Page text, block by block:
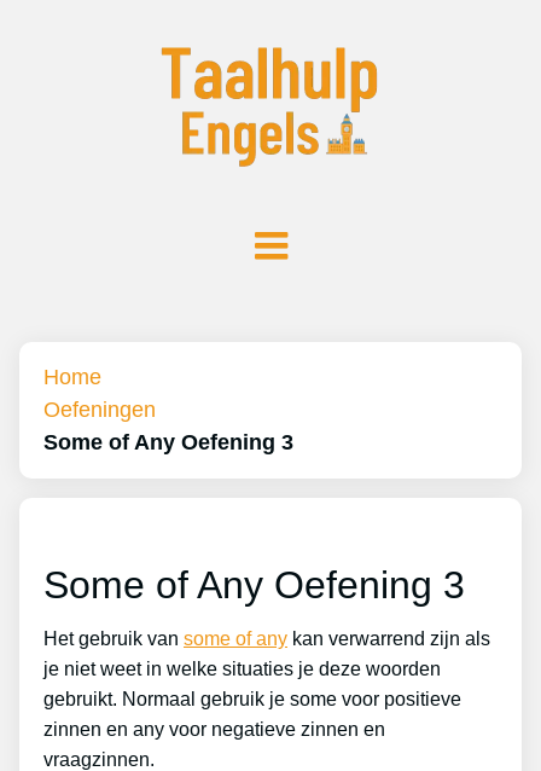
Home
Oefeningen
Some of Any Oefening 3
Some of Any Oefening 3
Het gebruik van some of any kan verwarrend zijn als
je niet weet in welke situaties je deze woorden
gebruikt. Normaal gebruik je some voor positieve
zinnen en any voor negatieve zinnen en
vraagzinnen.